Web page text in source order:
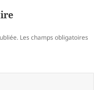
Les champs obligatoires